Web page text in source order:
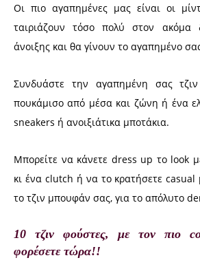
Οι πιο αγαπημένες μας είναι οι
ταιριάζουν τόσο πολύ στον ακόμα
άνοιξης και θα γίνουν το αγαπημένο
Συνδυάστε την αγαπημένη σας
πουκάμισο από μέσα και ζώνη ή ένα
sneakers ή ανοιξιάτικα μποτάκια.
Μπορείτε να κάνετε dress up το look
κι ένα clutch ή να το κρατήσετε casual
το τζιν μπουφάν σας, για το απόλυτο
10 τζιν φούστες, με τον πιο
φορέσετε τώρα!!